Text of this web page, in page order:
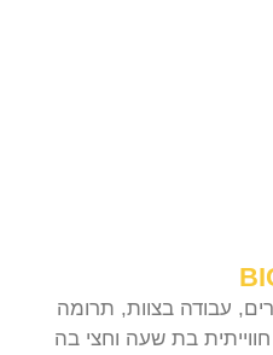
עבודה בצוות, תרומה
בת שעה וחצי בה